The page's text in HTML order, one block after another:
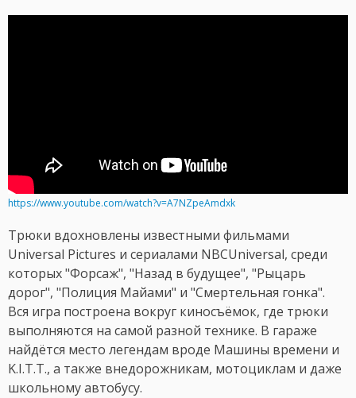
https://www.youtube.com/watch?v=A7NZpeAmdxk
Трюки вдохновлены известными фильмами
Universal Pictures и сериалами NBCUniversal, среди
которых "Форсаж", "Назад в будущее", "Рыцарь
дорог", "Полиция Майами" и "Смертельная гонка".
Вся игра построена вокруг киносъёмок, где трюки
выполняются на самой разной технике. В гараже
найдётся место легендам вроде Машины времени и
K.I.T.T., а также внедорожникам, мотоциклам и даже
школьному автобусу.